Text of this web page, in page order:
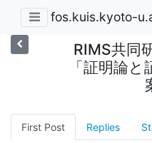
fos.kuis.kyoto-
RIMS共同
「証明論
First Post Replies